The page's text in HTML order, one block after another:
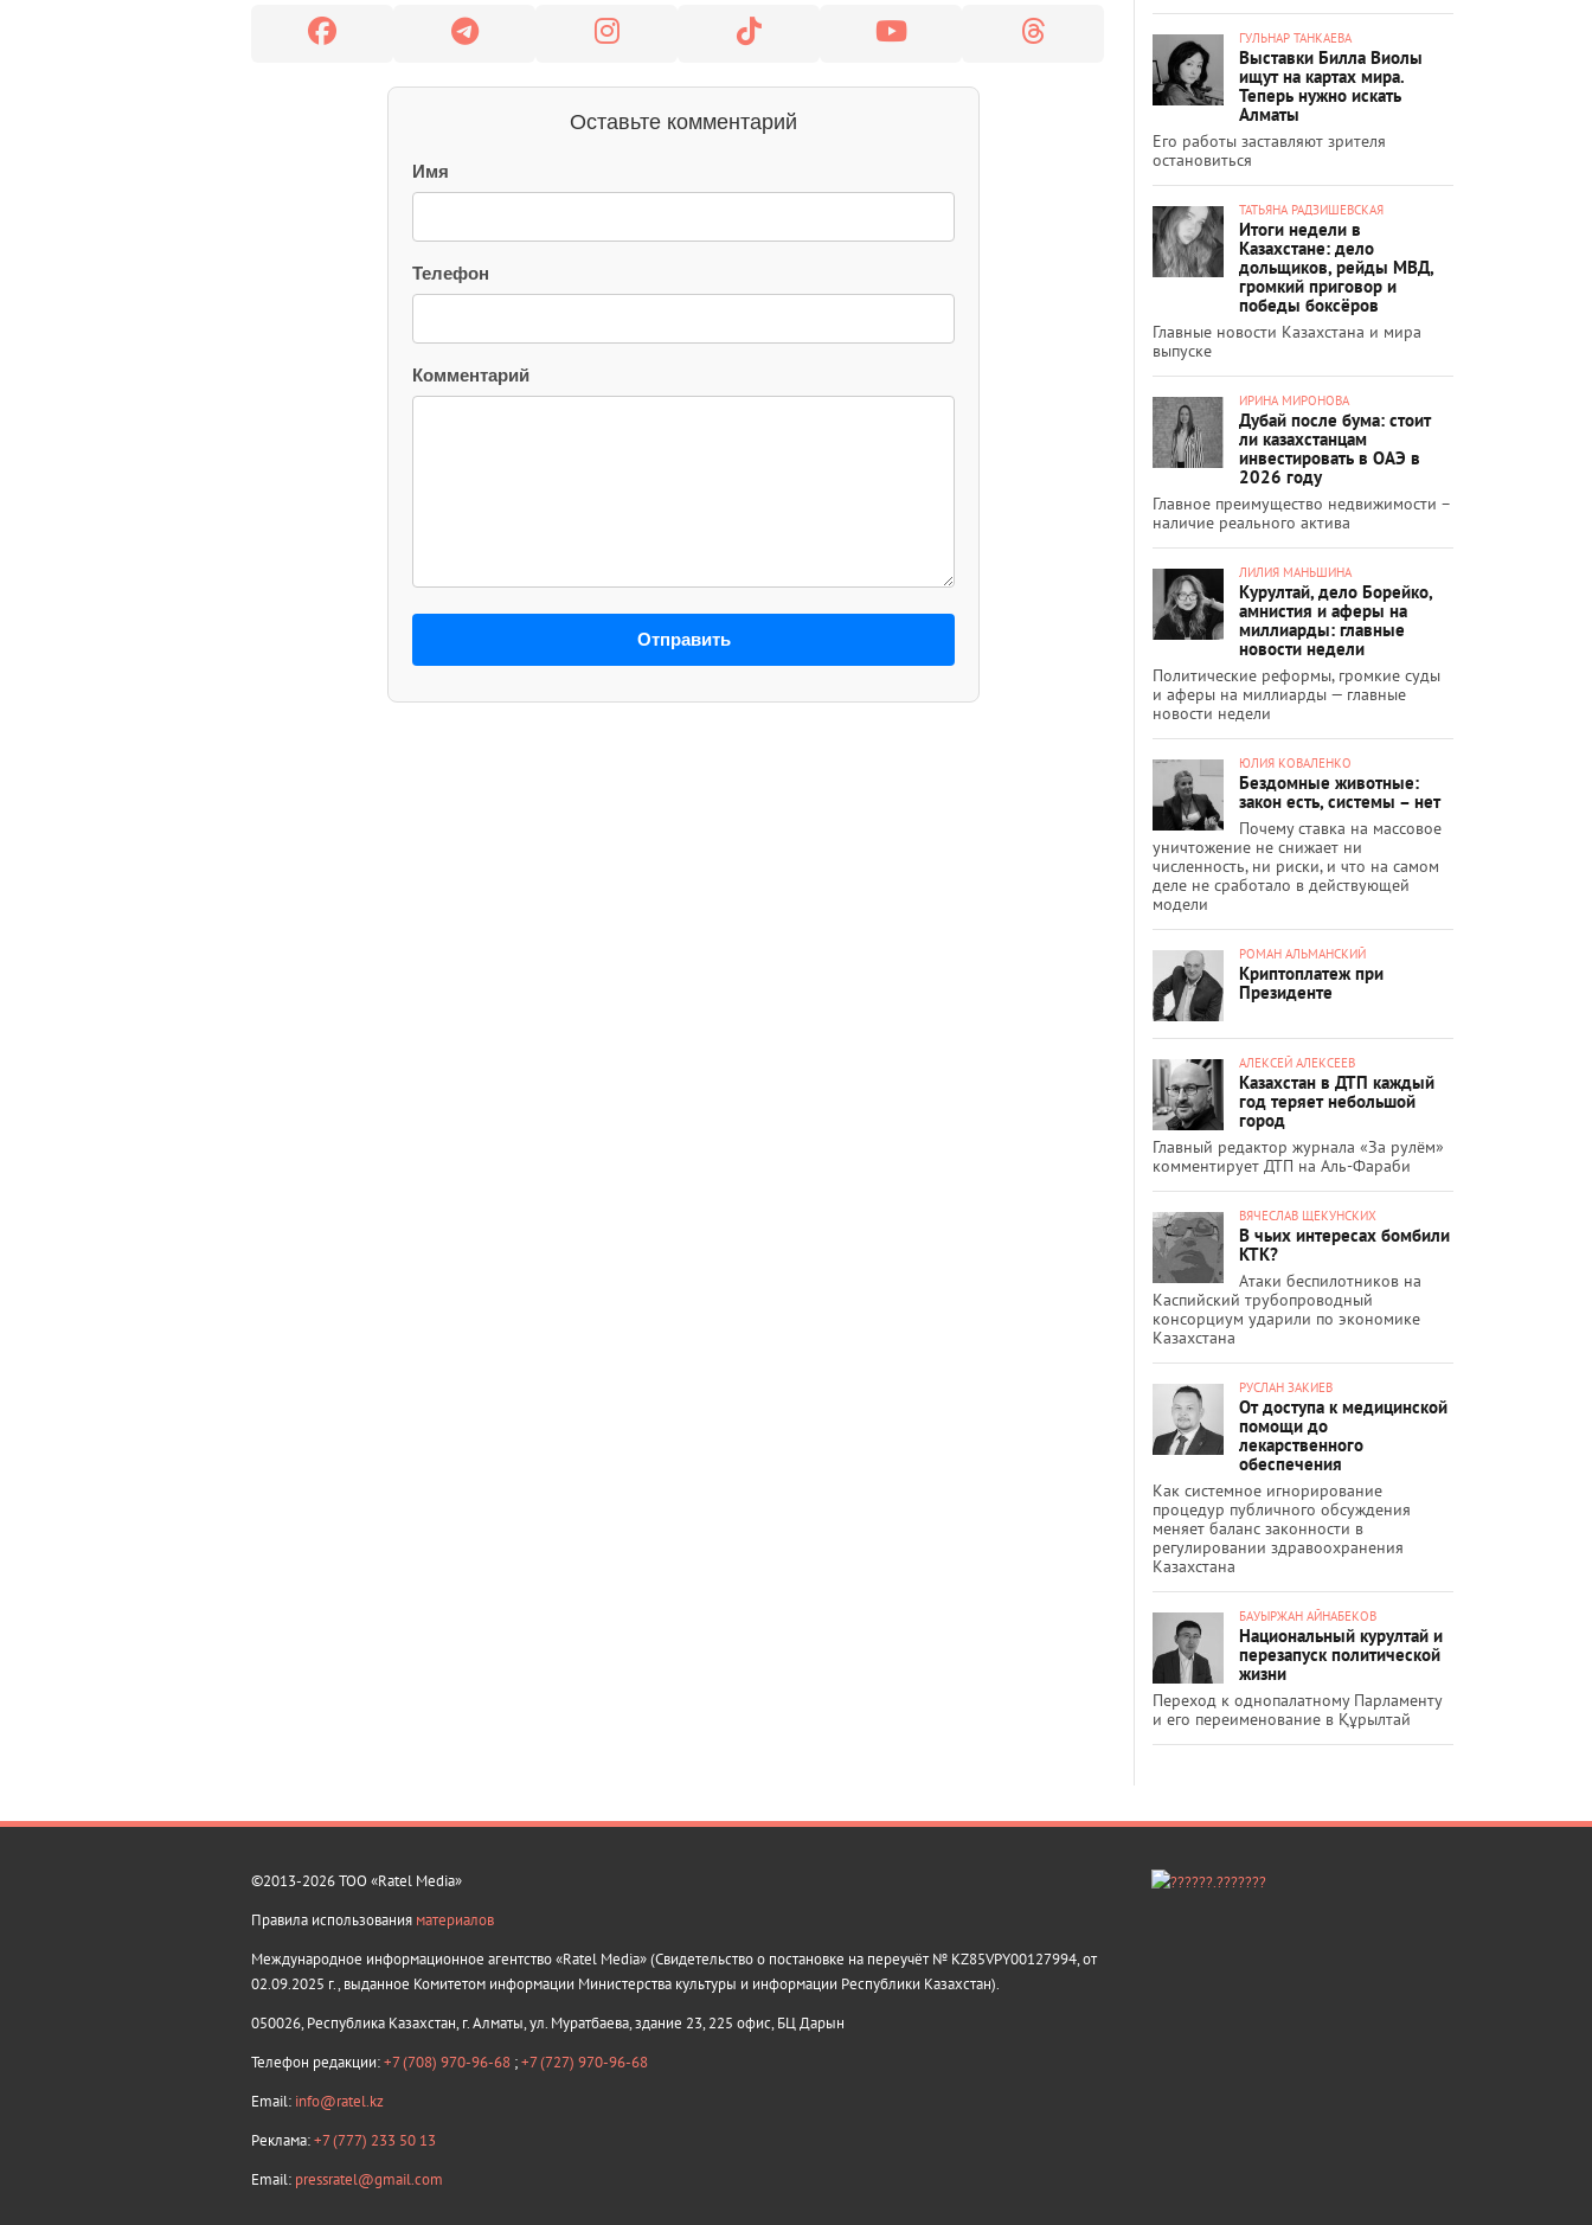
Оставьте комментарий
Имя
Телефон
Комментарий
Отправить
ГУЛЬНАР ТАНКАЕВА
Выставки Билла Виолы
ищут на картах мира.
Теперь нужно искать
Алматы
Его работы заставляют зрителя
остановиться
ТАТЬЯНА РАДЗИШЕВСКАЯ
Итоги недели в
Казахстане: дело
дольщиков, рейды МВД,
громкий приговор и
победы боксёров
Главные новости Казахстана и мира
выпуске
ИРИНА МИРОНОВА
Дубай после бума: стоит
ли казахстанцам
инвестировать в ОАЭ в
2026 году
Главное преимущество недвижимости –
наличие реального актива
ЛИЛИЯ МАНЬШИНА
Курултай, дело Борейко,
амнистия и аферы на
миллиарды: главные
новости недели
Политические реформы, громкие суды
и аферы на миллиарды — главные
новости недели
ЮЛИЯ КОВАЛЕНКО
Бездомные животные:
закон есть, системы – нет
Почему ставка на массовое
уничтожение не снижает ни
численность, ни риски, и что на самом
деле не сработало в действующей
модели
РОМАН АЛЬМАНСКИЙ
Криптоплатеж при
Президенте
АЛЕКСЕЙ АЛЕКСЕЕВ
Казахстан в ДТП каждый
год теряет небольшой
город
Главный редактор журнала «За рулём»
комментирует ДТП на Аль-Фараби
ВЯЧЕСЛАВ ЩЕКУНСКИХ
В чьих интересах бомбили
КТК?
Атаки беспилотников на
Каспийский трубопроводный
консорциум ударили по экономике
Казахстана
РУСЛАН ЗАКИЕВ
От доступа к медицинской
помощи до
лекарственного
обеспечения
Как системное игнорирование
процедур публичного обсуждения
меняет баланс законности в
регулировании здравоохранения
Казахстана
БАУЫРЖАН АЙНАБЕКОВ
Национальный курултай и
перезапуск политической
жизни
Переход к однопалатному Парламенту
и его переименование в Құрылтай
©2013-2026 ТОО «Ratel Media»
Правила использования материалов
Международное информационное агентство «Ratel Media» (Свидетельство о постановке на переучёт № KZ85VPY00127994, от
02.09.2025 г., выданное Комитетом информации Министерства культуры и информации Республики Казахстан).
050026, Республика Казахстан, г. Алматы, ул. Муратбаева, здание 23, 225 офис, БЦ Дарын
Телефон редакции:+7 (708) 970-96-68 ;+7 (727) 970-96-68
Email: info@ratel.kz
Реклама:+7 (777) 233 50 13
Email: pressratel@gmail.com